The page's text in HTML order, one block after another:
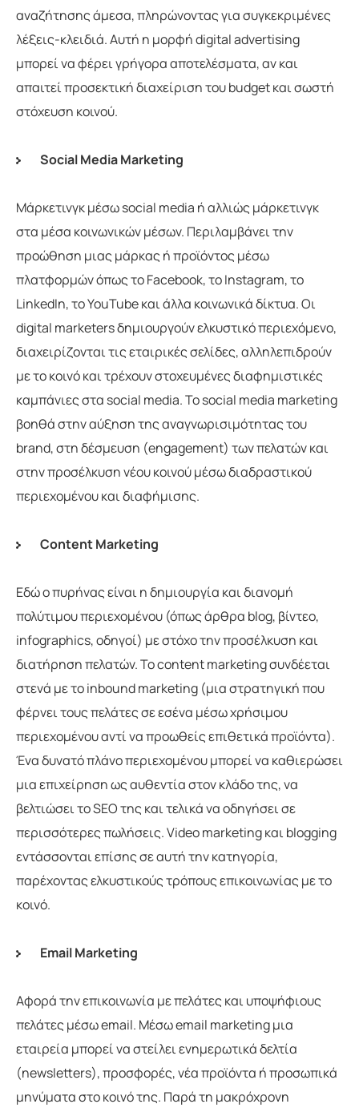
αναζήτησης άμεσα, πληρώνοντας για συγκεκριμένες
λέξεις-κλειδιά. Αυτή η μορφή digital advertising
μπορεί να φέρει γρήγορα αποτελέσματα, αν και
απαιτεί προσεκτική διαχείριση του budget και σωστή
στόχευση κοινού.
Social Media Marketing
Μάρκετινγκ μέσω social media ή αλλιώς μάρκετινγκ
στα μέσα κοινωνικών μέσων. Περιλαμβάνει την
προώθηση μιας μάρκας ή προϊόντος μέσω
πλατφορμών όπως το Facebook, το Instagram, το
LinkedIn, το YouTube και άλλα κοινωνικά δίκτυα. Οι
digital marketers δημιουργούν ελκυστικό περιεχόμενο,
διαχειρίζονται τις εταιρικές σελίδες, αλληλεπιδρούν
με το κοινό και τρέχουν στοχευμένες διαφημιστικές
καμπάνιες στα social media. Το social media marketing
βοηθά στην αύξηση της αναγνωρισιμότητας του
brand, στη δέσμευση (engagement) των πελατών και
στην προσέλκυση νέου κοινού μέσω διαδραστικού
περιεχομένου και διαφήμισης.
Content Marketing
Εδώ ο πυρήνας είναι η δημιουργία και διανομή
πολύτιμου περιεχομένου (όπως άρθρα blog, βίντεο,
infographics, οδηγοί) με στόχο την προσέλκυση και
διατήρηση πελατών. Το content marketing συνδέεται
στενά με το inbound marketing (μια στρατηγική που
φέρνει τους πελάτες σε εσένα μέσω χρήσιμου
περιεχομένου αντί να προωθείς επιθετικά προϊόντα).
Ένα δυνατό πλάνο περιεχομένου μπορεί να καθιερώσει
μια επιχείρηση ως αυθεντία στον κλάδο της, να
βελτιώσει το SEO της και τελικά να οδηγήσει σε
περισσότερες πωλήσεις. Video marketing και blogging
εντάσσονται επίσης σε αυτή την κατηγορία,
παρέχοντας ελκυστικούς τρόπους επικοινωνίας με το
κοινό.
Email Marketing
Αφορά την επικοινωνία με πελάτες και υποψήφιους
πελάτες μέσω email. Μέσω email marketing μια
εταιρεία μπορεί να στείλει ενημερωτικά δελτία
(newsletters), προσφορές, νέα προϊόντα ή προσωπικά
μηνύματα στο κοινό της. Παρά τη μακρόχρονη